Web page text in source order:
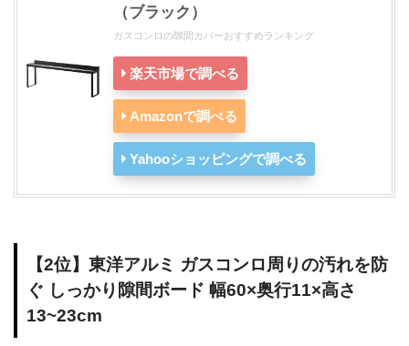
（ブラック）
ガスコンロの隙間カバーおすすめランキング
楽天市場で調べる
Amazonで調べる
Yahooショッピングで調べる
【2位】東洋アルミ ガスコンロ周りの汚れを防
ぐ しっかり隙間ボード 幅60×奥行11×高さ
13~23cm